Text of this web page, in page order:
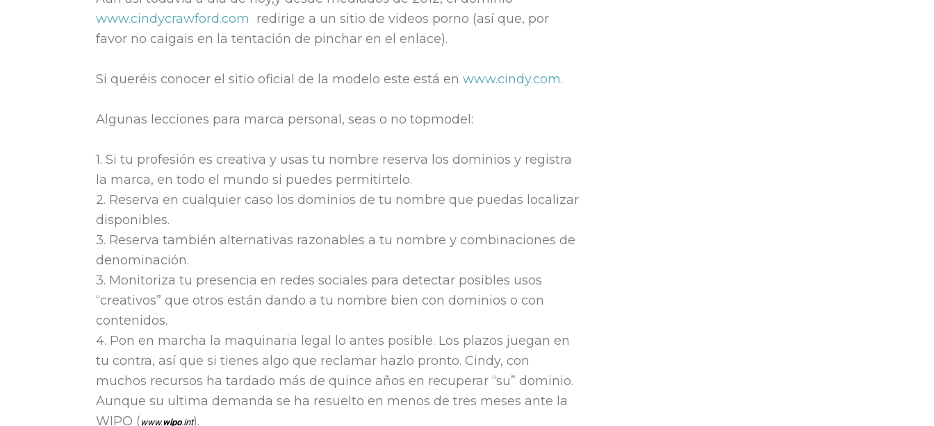
www.cindycrawford.com redirige a un sitio de videos porno (así que, por
favor no caigais en la tentación de pinchar en el enlace).
Si queréis conocer el sitio oficial de la modelo este está en www.cindy.com.
Algunas lecciones para marca personal, seas o no topmodel:
1. Si tu profesión es creativa y usas tu nombre reserva los dominios y registra
la marca, en todo el mundo si puedes permitirtelo.
2. Reserva en cualquier caso los dominios de tu nombre que puedas localizar
disponibles.
3. Reserva también alternativas razonables a tu nombre y combinaciones de
denominación.
3. Monitoriza tu presencia en redes sociales para detectar posibles usos
“creativos” que otros están dando a tu nombre bien con dominios o con
contenidos.
4. Pon en marcha la maquinaria legal lo antes posible. Los plazos juegan en
tu contra, así que si tienes algo que reclamar hazlo pronto. Cindy, con
muchos recursos ha tardado más de quince años en recuperar “su” dominio.
Aunque su ultima demanda se ha resuelto en menos de tres meses ante la
WIPO ( www.wipo.int).